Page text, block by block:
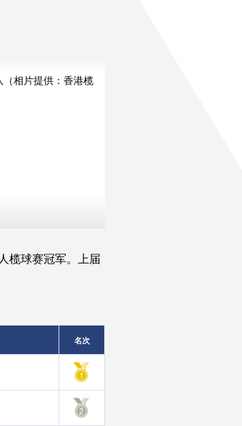
相片提供：香港榄
榄球赛冠军。上届
名次